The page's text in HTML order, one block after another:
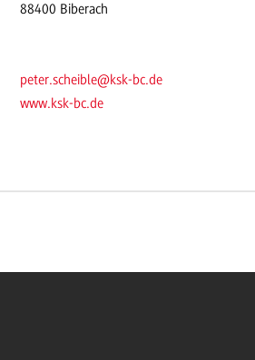
88400 Biberach
peter.scheible@ksk-bc.de
www.ksk-bc.de